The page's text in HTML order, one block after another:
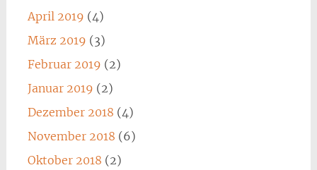
April 2019 (4)
März 2019 (3)
Februar 2019 (2)
Januar 2019 (2)
Dezember 2018 (4)
November 2018 (6)
Oktober 2018 (2)